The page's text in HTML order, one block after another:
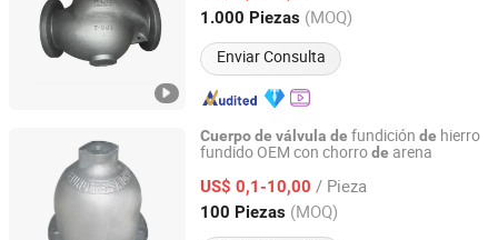
1.000 Piezas (MOQ)
Enviar Consulta
Liaoning, China Desde 2015
Cuerpode válvula de fundición de hierro
fundido OEM con chorrode arena
US$ 0,1-10,00 / Pieza
100 Piezas (MOQ)
Qingdao Chifine Machinery Co., Ltd.
Shandong, China Desde 2013